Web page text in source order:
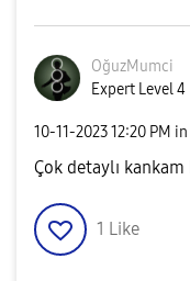
OğuzMumci
Expert Level 4
‎10-11-202312:20 PM in
Çok detaylı
1 Like